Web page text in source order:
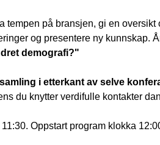
tempen på bransjen, gi en
og presentere ny kunnskap.
demografi?"
i etterkant av selve
du knytter verdifulle kontakter
Oppstart program klokka